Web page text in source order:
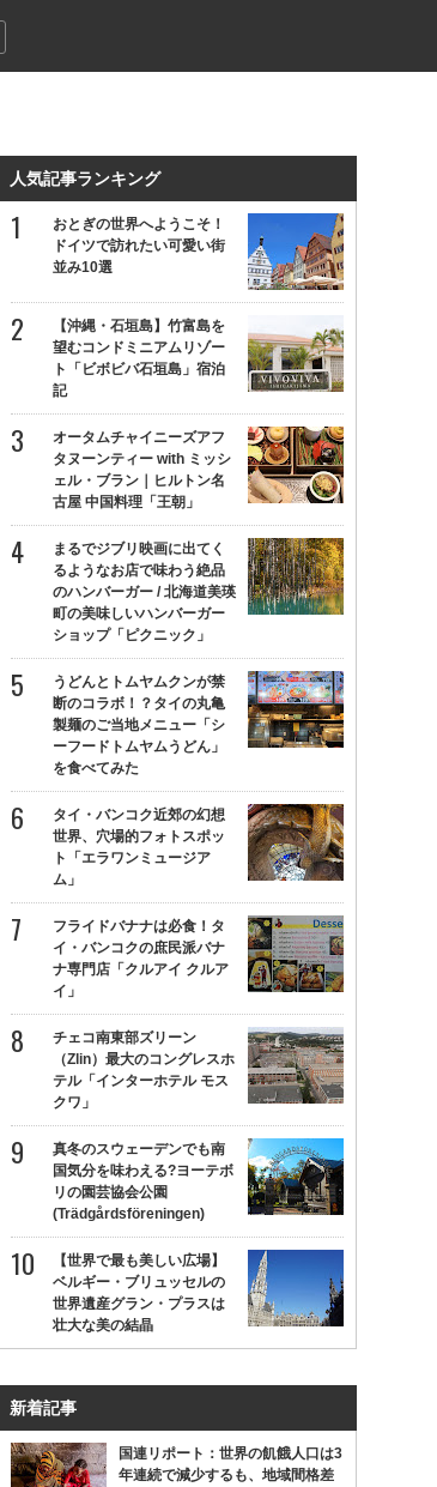
人気記事ランキング
おとぎの世界へようこそ！
ドイツで訪れたい可愛い街
並み10選
【沖縄・石垣島】竹富島を
望むコンドミニアムリゾー
ト「ビボビバ石垣島」宿泊
記
オータムチャイニーズアフ
タヌーンティー with ミッシ
ェル・ブラン｜ヒルトン名
古屋 中国料理「王朝」
まるでジブリ映画に出てく
るようなお店で味わう絶品
のハンバーガー / 北海道美瑛
町の美味しいハンバーガー
ショップ「ピクニック」
うどんとトムヤムクンが禁
断のコラボ！？タイの丸亀
製麺のご当地メニュー「シ
ーフードトムヤムうどん」
を食べてみた
タイ・バンコク近郊の幻想
世界、穴場的フォトスポッ
ト「エラワンミュージア
ム」
フライドバナナは必食！タ
イ・バンコクの庶民派バナ
ナ専門店「クルアイ クルア
イ」
チェコ南東部ズリーン
（Zlin）最大のコングレスホ
テル「インターホテル モス
クワ」
真冬のスウェーデンでも南
国気分を味わえる?ヨーテボ
リの園芸協会公園
(Trädgårdsföreningen)
【世界で最も美しい広場】
ベルギー・ブリュッセルの
世界遺産グラン・プラスは
壮大な美の結晶
新着記事
国連リポート：世界の飢餓人口は3
年連続で減少するも、地域間格差